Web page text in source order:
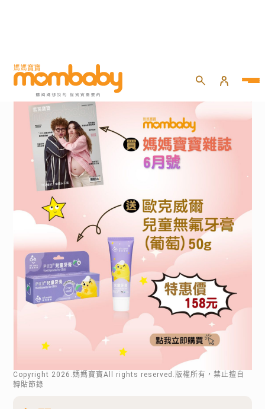
Copyright 2026 .媽媽寶寶All rights reserved.版權所有，禁止擅自
轉貼節錄